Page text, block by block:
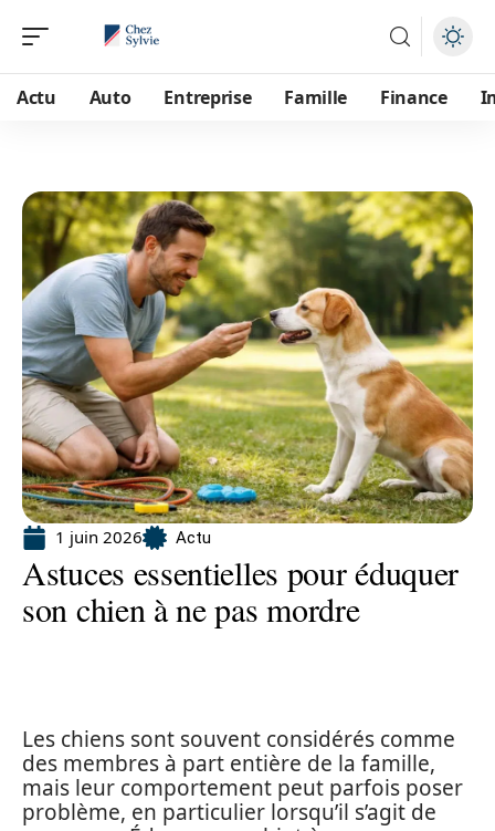
Actu Auto Entreprise Famille Finance
1 juin 2026 Actu
Astuces essentielles pour éduquer
son chien à ne pas mordre
Les chiens sont souvent considérés comme
des membres à part entière de la famille,
mais leur comportement peut parfois poser
problème, en particulier lorsqu’il s’agit de